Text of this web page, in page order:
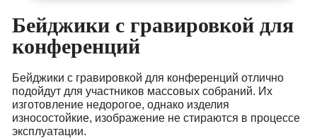
Бейджики с гравировкой для
конференций
Бейджики с гравировкой для конференций отлично
подойдут для участников массовых собраний. Их
изготовление недорогое, однако изделия
износостойкие, изображение не стираются в процессе
эксплуатации.